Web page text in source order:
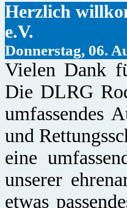
Herzlich
e.V.
Donnerstag, 06.
Vielen Dank
Die DLRG
umfassendes
und
eine
unserer
etwas